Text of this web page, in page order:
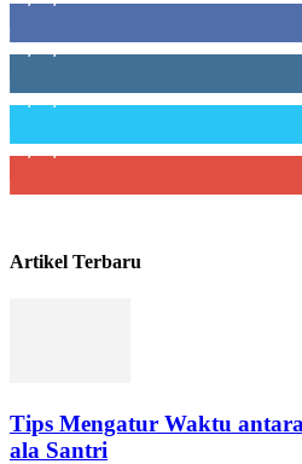
Artikel Terbaru
Tips Mengatur Waktu
ala Santri